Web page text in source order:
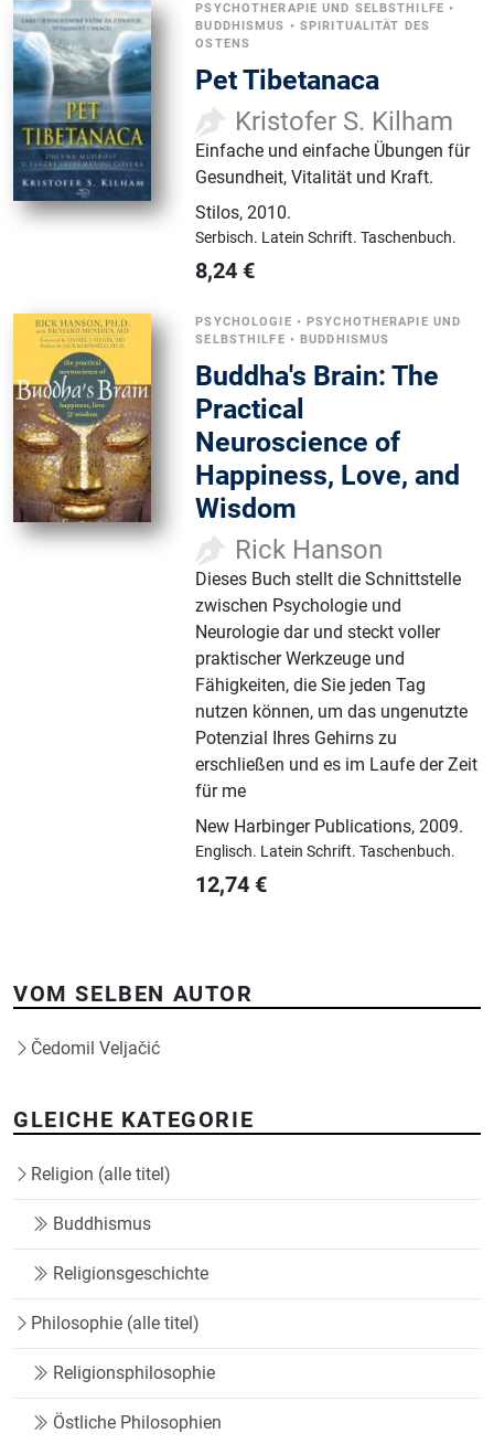
PSYCHOTHERAPIE UND SELBSTHILFE •
BUDDHISMUS • SPIRITUALITÄT DES
OSTENS
Pet Tibetanaca
Kristofer S. Kilham
Einfache und einfache Übungen für
Gesundheit, Vitalität und Kraft.
Stilos,2010.
Serbisch. Latein Schrift.Taschenbuch.
8,24 €
PSYCHOLOGIE •PSYCHOTHERAPIE UND
SELBSTHILFE •BUDDHISMUS
Buddha's Brain: The
Practical
Neuroscience of
Happiness, Love, and
Wisdom
Rick Hanson
Dieses Buch stellt die Schnittstelle
zwischen Psychologie und
Neurologie dar und steckt voller
praktischer Werkzeuge und
Fähigkeiten, die Sie jeden Tag
nutzen können, um das ungenutzte
Potenzial Ihres Gehirns zu
erschließen und es im Laufe der Zeit
für me
New Harbinger Publications,2009.
Englisch. Latein Schrift.Taschenbuch.
12,74 €
VOM SELBEN AUTOR
Čedomil Veljačić
GLEICHE KATEGORIE
Religion (alle titel)
Buddhismus
Religionsgeschichte
Philosophie (alle titel)
Religionsphilosophie
Östliche Philosophien